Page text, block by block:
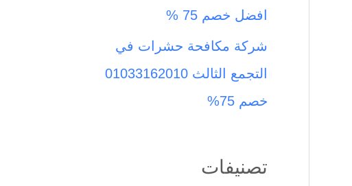
افضل خصم 75 %
شركة مكافحة حشرات في
التجمع الثالث 01033162010
خصم 75%
تصنيفات